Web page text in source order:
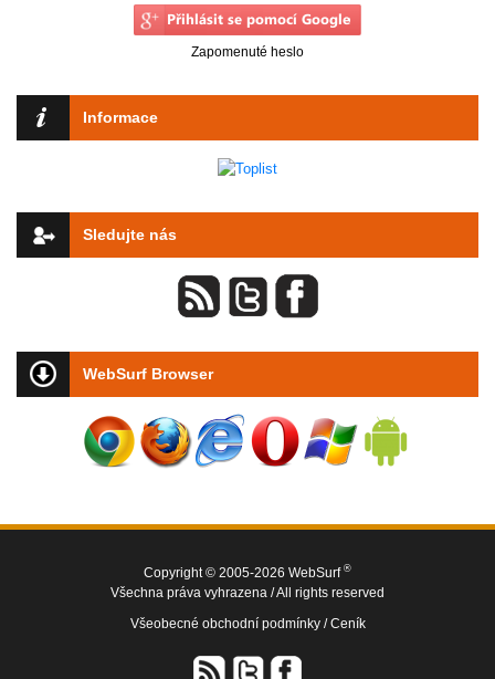
Zapomenuté heslo
Informace
Sledujte nás
WebSurf Browser
Copyright © 2005-2026 WebSurf ®
Všechna práva vyhrazena / All rights reserved
Všeobecné obchodní podmínky /Ceník